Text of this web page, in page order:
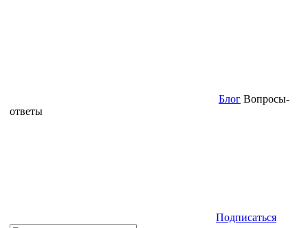
Блог Вопросы-
ответы
Подписаться